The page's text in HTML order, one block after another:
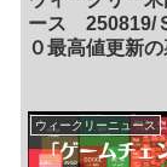
ース 250819/
０最高値更新の
ウィークリーニュース